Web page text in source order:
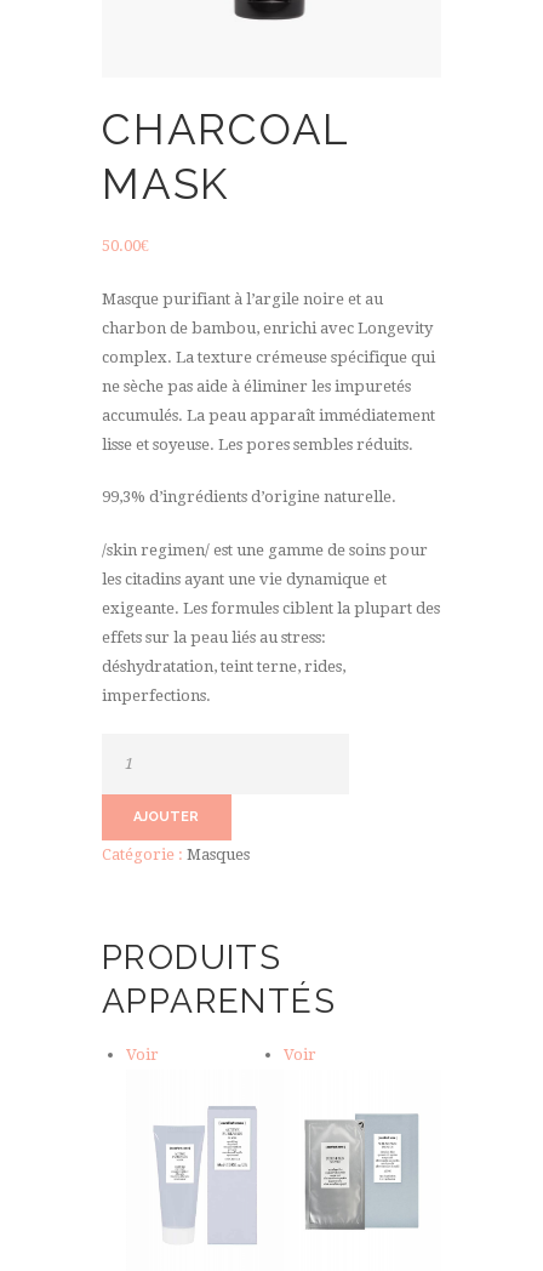
CHARCOAL
MASK
50.00€
Masque purifiant à l’argile noire et au
charbon de bambou, enrichi avec Longevity
complex. La texture crémeuse spécifique qui
ne sèche pas aide à éliminer les impuretés
accumulés. La peau apparaît immédiatement
lisse et soyeuse. Les pores sembles réduits.
99,3% d’ingrédients d’origine naturelle.
/skin regimen/ est une gamme de soins pour
les citadins ayant une vie dynamique et
exigeante. Les formules ciblent la plupart des
effets sur la peau liés au stress:
déshydratation, teint terne, rides,
imperfections.
AJOUTER
Catégorie : Masques
PRODUITS
APPARENTÉS
Voir Voir